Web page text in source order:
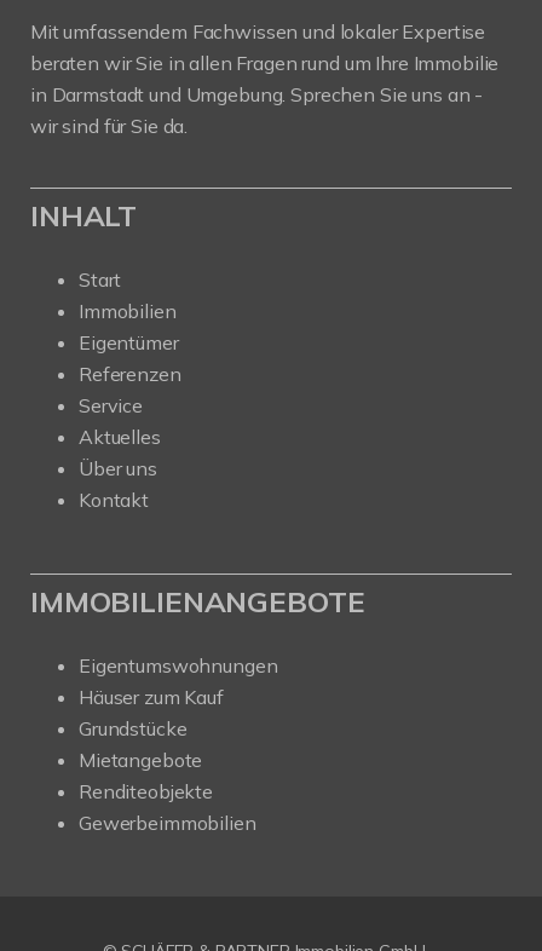
Mit umfassendem Fachwissen und lokaler Expertise
beraten wir Sie in allen Fragen rund um Ihre Immobilie
in Darmstadt und Umgebung. Sprechen Sie uns an -
wir sind für Sie da.
INHALT
Start
Immobilien
Eigentümer
Referenzen
Service
Aktuelles
Über uns
Kontakt
IMMOBILIENANGEBOTE
Eigentumswohnungen
Häuser zum Kauf
Grundstücke
Mietangebote
Renditeobjekte
Gewerbeimmobilien